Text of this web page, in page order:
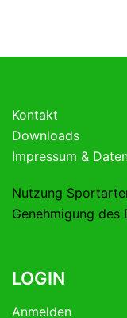
Kontakt
Downloads
Impressum &
Nutzung
Genehmigung des
LOGIN
Anmelden